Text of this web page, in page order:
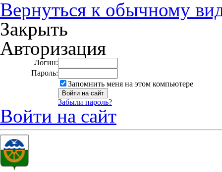
Вернуться к обычному
Закрыть
Авторизация
Логин:
Пароль:
Запомнить меня на этом компьютере
Забыли пароль?
Войти на сайт